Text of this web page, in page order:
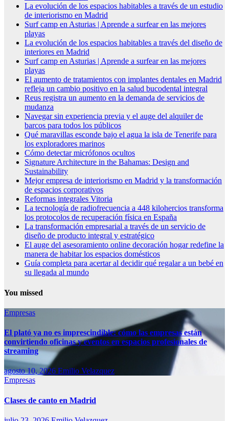
La evolución de los espacios habitables a través de un estudio
de interiorismo en Madrid
Surf camp en Asturias | Aprende a surfear en las mejores
playas
La evolución de los espacios habitables a través del diseño de
interiores en Madrid
Surf camp en Asturias | Aprende a surfear en las mejores
playas
El aumento de tratamientos con implantes dentales en Madrid
refleja un cambio positivo en la salud bucodental integral
Reus registra un aumento en la demanda de servicios de
mudanza
Navegar sin experiencia previa y el auge del alquiler de
barcos para todos los públicos
Qué maravillas esconde bajo el agua la isla de Tenerife para
los exploradores marinos
Cómo detectar micrófonos ocultos
Signature Architecture in the Bahamas: Design and
Sustainability
Mejor empresa de interiorismo en Madrid y la transformación
de espacios corporativos
Reformas integrales Vitoria
La tecnología de radiofrecuencia a 448 kilohercios transforma
los protocolos de recuperación física en España
La transformación empresarial a través de un servicio de
diseño de producto integral y estratégico
El auge del asesoramiento online decoración hogar redefine la
manera de habitar los espacios domésticos
Guía completa para acertar al decidir qué regalar a un bebé en
su llegada al mundo
You missed
Empresas
El plató ya no es imprescindible: cómo las empresas están
convirtiendo oficinas y eventos en espacios profesionales de
streaming
agosto 10, 2026 Emilio Velazquez
Empresas
Clases de canto en Madrid